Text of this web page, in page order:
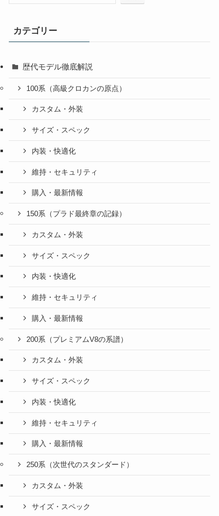
カテゴリー
歴代モデル徹底解説
100系（高級クロカンの原点）
カスタム・外装
サイズ・スペック
内装・快適化
維持・セキュリティ
購入・最新情報
150系（プラド最終章の記録）
カスタム・外装
サイズ・スペック
内装・快適化
維持・セキュリティ
購入・最新情報
200系（プレミアムV8の系譜）
カスタム・外装
サイズ・スペック
内装・快適化
維持・セキュリティ
購入・最新情報
250系（次世代のスタンダード）
カスタム・外装
サイズ・スペック